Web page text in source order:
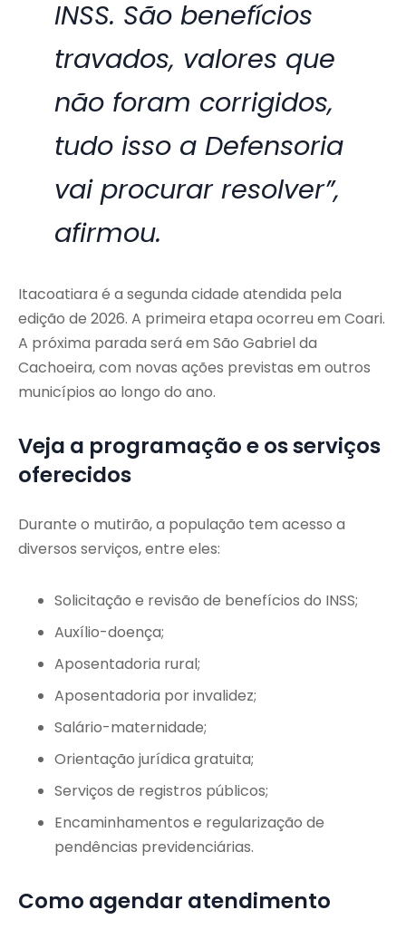
INSS. São benefícios
travados, valores que
não foram corrigidos,
tudo isso a Defensoria
vai procurar resolver”,
afirmou.
Itacoatiara é a segunda cidade atendida pela
edição de 2026. A primeira etapa ocorreu em Coari.
A próxima parada será em São Gabriel da
Cachoeira, com novas ações previstas em outros
municípios ao longo do ano.
Veja a programação e os serviços
oferecidos
Durante o mutirão, a população tem acesso a
diversos serviços, entre eles:
Solicitação e revisão de benefícios do INSS;
Auxílio-doença;
Aposentadoria rural;
Aposentadoria por invalidez;
Salário-maternidade;
Orientação jurídica gratuita;
Serviços de registros públicos;
Encaminhamentos e regularização de
pendências previdenciárias.
Como agendar atendimento